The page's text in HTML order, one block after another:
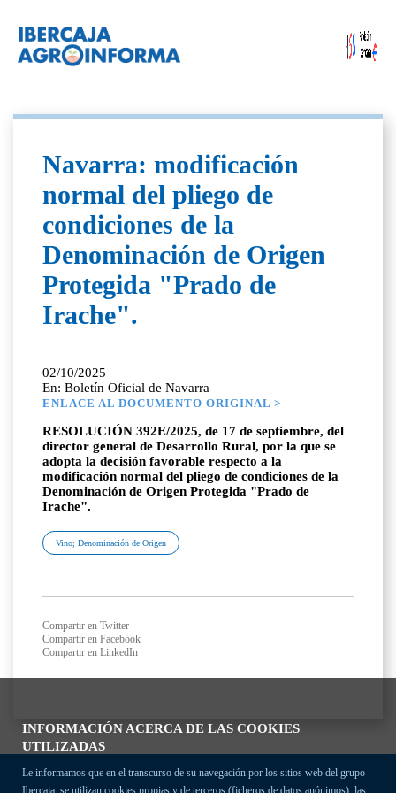
INFORMACIÓN ACERCA DE LAS COOKIES
UTILIZADAS
Le informamos que en el transcurso de su navegación por los sitios web del grupo
Ibercaja, se utilizan cookies propias y de terceros (ficheros de datos anónimos), las
Navarra: modificación
normal del pliego de
condiciones de la
Denominación de Origen
Protegida "Prado de
Irache".
02/10/2025
En: Boletín Oficial de Navarra
ENLACE AL DOCUMENTO ORIGINAL >
RESOLUCIÓN 392E/2025, de 17 de septiembre, del
director general de Desarrollo Rural, por la que se
adopta la decisión favorable respecto a la
modificación normal del pliego de condiciones de la
Denominación de Origen Protegida "Prado de
Irache".
Vino; Denominación de Origen
Compartir en Twitter
Compartir en Facebook
Compartir en LinkedIn